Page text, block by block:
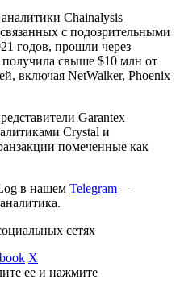
Chainalysis
с подозрительными
годов, прошли через
свыше $10 млн от
включая NetWalker, Phoenix
Garantex
Crystal и
помеченные как
в нашем Telegram —
сетях
X
ее и нажмите